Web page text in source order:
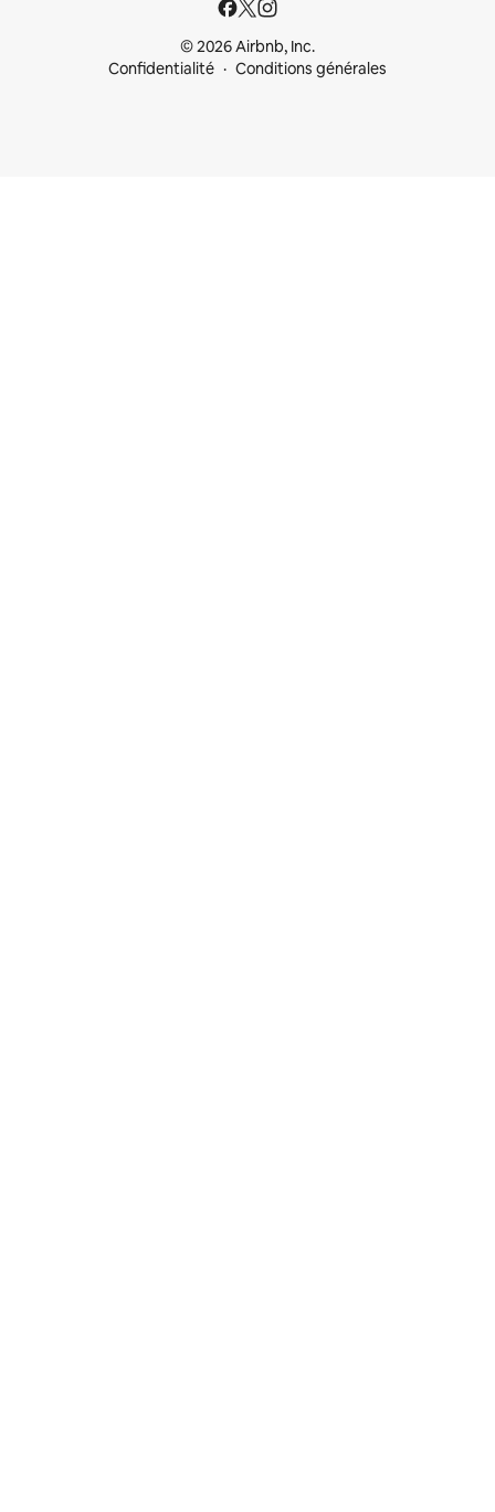
© 2026 Airbnb, Inc.
Confidentialité
Conditions générales